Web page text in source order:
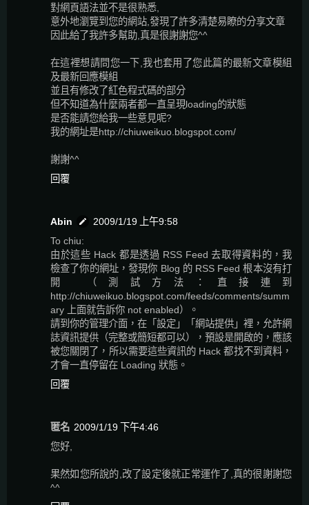
對網頁語法並不是很熟悉,
意外地瀏覽到您的網站,發現了許多清楚易瞭的分享文章
因此給了我許多幫助,真是很謝謝您^^
在這裡想請問您一下,我也套用了您此篇的最新文章模組
及最新回應模組
並且有修改了紅色程式碼的部分
但不知道為什麼兩者都一直呈現loading的狀態
是否能請您給我一些意見呢?
我的網址是http://chiuweikuo.blogspot.com/
謝謝^^
回覆
Abin
2009/1/19 上午9:58
To chiu:
由於這些 Hack 都是透過 RSS Feed 去取得資料的，我
檢查了你的網址，發現你 Blog 的 RSS Feed 根本沒有打
開 （測試方法：直接連到
http://chiuweikuo.blogspot.com/feeds/comments/summ
ary 上面就告訴你 not enabled）。
請到你的管理介面，在「設定」「網站提供」裡，允許網
誌資訊提供（完整或簡短都可以），預設是開啟的，應該
被您關閉了，所以需要這些資訊的 Hack 都找不到資料，
才會一直停留在 Loading 狀態。
回覆
匿名 2009/1/19 下午4:46
您好,
果然如您所說的,改了設定後就正常運作了,真的很謝謝您
^^